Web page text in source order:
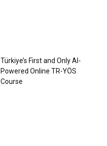
Türkiye’s First and Only AI-
Powered Online TR-YÖS
Course